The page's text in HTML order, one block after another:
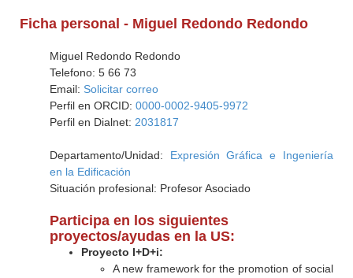
Ficha personal - Miguel Redondo Redondo
Miguel Redondo Redondo
Telefono: 5 66 73
Email: Solicitar correo
Perfil en ORCID: 0000-0002-9405-9972
Perfil en Dialnet: 2031817
Departamento/Unidad: Expresión Gráfica e Ingeniería
en la Edificación
Situación profesional: Profesor Asociado
Participa en los siguientes
proyectos/ayudas en la US:
Proyecto I+D+i:
A new framework for the promotion of social